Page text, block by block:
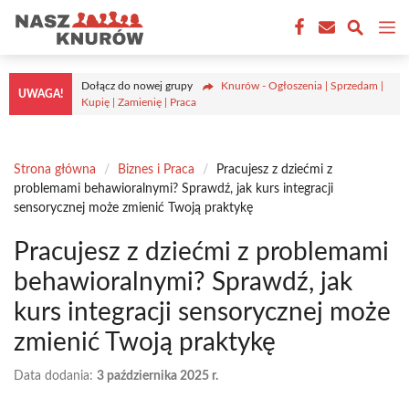
treści
UWAGA!
Dołącz do nowej grupy
Knurów - Ogłoszenia | Sprzedam |
Kupię | Zamienię | Praca
Strona główna / Biznes i Praca /
Pracujesz z dziećmi z
problemami behawioralnymi? Sprawdź, jak kurs integracji
sensorycznej może zmienić Twoją praktykę
Pracujesz z dziećmi z problemami
behawioralnymi? Sprawdź, jak
kurs integracji sensorycznej może
zmienić Twoją praktykę
Data dodania: 3 października 2025 r.